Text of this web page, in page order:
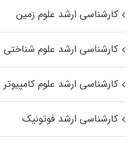
کارشناسی ارشد علوم زمین
کارشناسی ارشد علوم شناختی
کارشناسی ارشد علوم کامپیوتر
کارشناسی ارشد فوتونیک